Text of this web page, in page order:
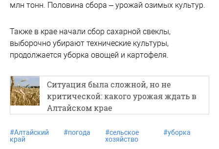
млн тонн. Половина сбора – урожай озимых культур.
Также в крае начали сбор сахарной свеклы,
выборочно убирают технические культуры,
продолжается уборка овощей и картофеля.
Ситуация была сложной, но не
критической: какого урожая ждать в
Алтайском крае
#Алтайский
край
#погода #сельское
хозяйство
#уборка